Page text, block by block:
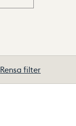
Rensa filter